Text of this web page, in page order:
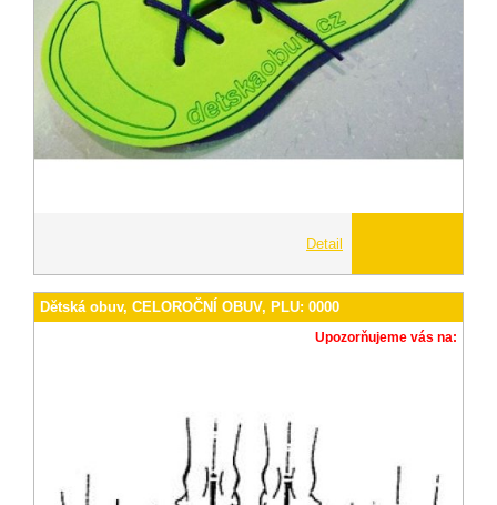
Detail
Dětská obuv, CELOROČNÍ OBUV, PLU: 0000
Upozorňujeme vás na: